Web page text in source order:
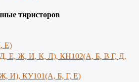
тиристоров
Е)
Е, Ж, И, К, Л), КН102(А, Б, В Г, Д,
И), КУ101(А, Б, Г, Е)